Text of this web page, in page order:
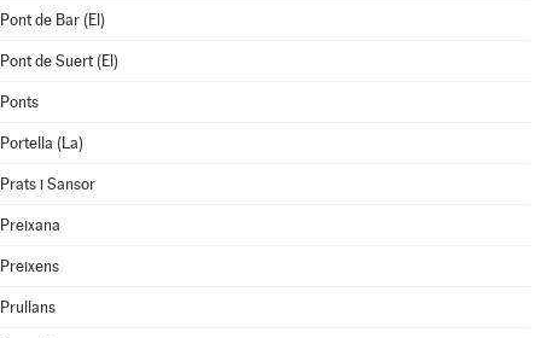
Pont de Bar (El)
Pont de Suert (El)
Ponts
Portella (La)
Prats i Sansor
Preixana
Preixens
Prullans